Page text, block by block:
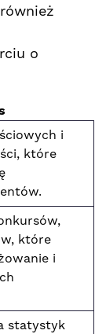
o
⁤i
które
które
i
statystyk